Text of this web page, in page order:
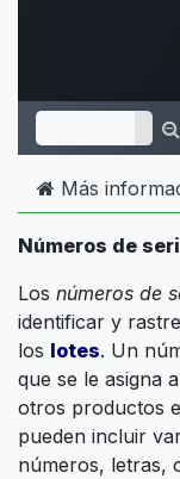
Más
Números de
Los números de
identificar y
los lotes. Un
que se le asigna
otros productos
pueden incluir
números, letras,